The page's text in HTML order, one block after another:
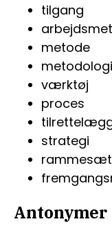
tilgang
metode
metodologi
værktøj
proces
strategi
Antonymer